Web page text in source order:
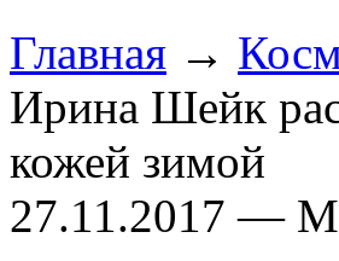
Главная →
Ирина Шейк
кожей зимой
27.11.2017 —